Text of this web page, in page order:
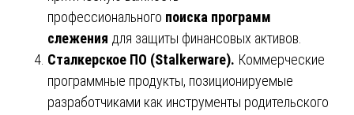
профессионального поиска программ
слежения для защиты финансовых активов.
Сталкерское ПО (Stalkerware). Коммерческие
программные продукты, позиционируемые
разработчиками как инструменты родительского